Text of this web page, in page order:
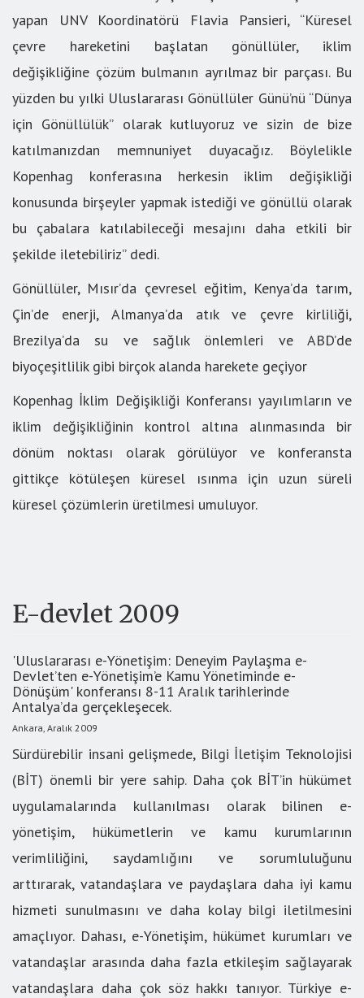
yapan UNV Koordinatörü Flavia Pansieri, “Küresel
çevre hareketini başlatan gönüllüler, iklim
değişikliğine çözüm bulmanın ayrılmaz bir parçası. Bu
yüzden bu yılki Uluslararası Gönüllüler Günü’nü “Dünya
için Gönüllülük” olarak kutluyoruz ve sizin de bize
katılmanızdan memnuniyet duyacağız. Böylelikle
Kopenhag konferasına herkesin iklim değişikliği
konusunda birşeyler yapmak istediği ve gönüllü olarak
bu çabalara katılabileceği mesajını daha etkili bir
şekilde iletebiliriz” dedi.
Gönüllüler, Mısır’da çevresel eğitim, Kenya’da tarım,
Çin’de enerji, Almanya’da atık ve çevre kirliliği,
Brezilya’da su ve sağlık önlemleri ve ABD’de
biyoçeşitlilik gibi birçok alanda harekete geçiyor
Kopenhag İklim Değişikliği Konferansı yayılımların ve
iklim değişikliğinin kontrol altına alınmasında bir
dönüm noktası olarak görülüyor ve konferansta
gittikçe kötüleşen küresel ısınma için uzun süreli
küresel çözümlerin üretilmesi umuluyor.
E-devlet 2009
'Uluslararası e-Yönetişim: Deneyim Paylaşma e-
Devlet’ten e-Yönetişim’e Kamu Yönetiminde e-
Dönüşüm' konferansı 8-11 Aralık tarihlerinde
Antalya’da gerçekleşecek.
Ankara, Aralık 2009
Sürdürebilir insani gelişmede, Bilgi İletişim Teknolojisi
(BİT) önemli bir yere sahip. Daha çok BİT’in hükümet
uygulamalarında kullanılması olarak bilinen e-
yönetişim, hükümetlerin ve kamu kurumlarının
verimliliğini, saydamlığını ve sorumluluğunu
arttırarak, vatandaşlara ve paydaşlara daha iyi kamu
hizmeti sunulmasını ve daha kolay bilgi iletilmesini
amaçlıyor. Dahası, e-Yönetişim, hükümet kurumları ve
vatandaşlar arasında daha fazla etkileşim sağlayarak
vatandaşlara daha çok söz hakkı tanıyor. Türkiye e-